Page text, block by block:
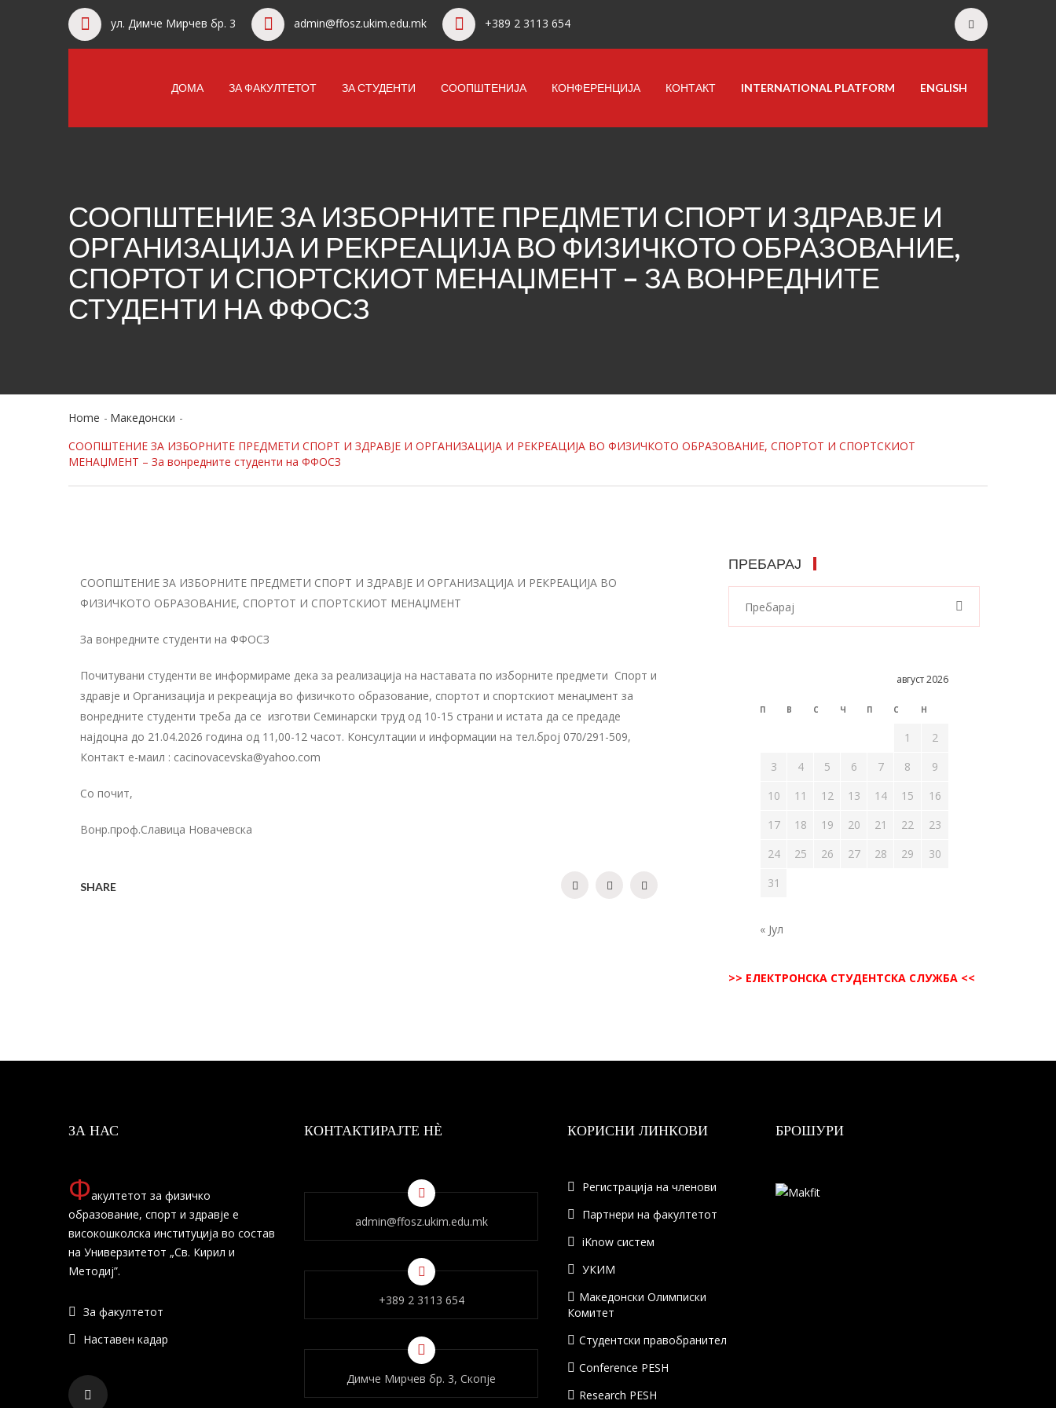
ул. Димче Мирчев бр. 3 admin@ffosz.ukim.edu.mk +389 2 3113 654
ДОМА ЗА ФАКУЛТЕТОТ ЗА СТУДЕНТИ СООПШТЕНИЈА КОНФЕРЕНЦИЈА КОНТАКТ INTERNATIONAL PLATFORM ENGLISH
СООПШТЕНИЕ ЗА ИЗБОРНИТЕ ПРЕДМЕТИ СПОРТ И ЗДРАВЈЕ И
ОРГАНИЗАЦИЈА И РЕКРЕАЦИЈА ВО ФИЗИЧКОТО ОБРАЗОВАНИЕ,
СПОРТОТ И СПОРТСКИОТ МЕНАЏМЕНТ – ЗА ВОНРЕДНИТЕ
СТУДЕНТИ НА ФФОСЗ
Home
Македонски
СООПШТЕНИЕ ЗА ИЗБОРНИТЕ ПРЕДМЕТИ СПОРТ И ЗДРАВЈЕ И ОРГАНИЗАЦИЈА И РЕКРЕАЦИЈА ВО ФИЗИЧКОТО ОБРАЗОВАНИЕ, СПОРТОТ И СПОРТСКИОТ
МЕНАЏМЕНТ – За вонредните студенти на ФФОСЗ
СООПШТЕНИЕ ЗА ИЗБОРНИТЕ ПРЕДМЕТИ СПОРТ И ЗДРАВЈЕ И ОРГАНИЗАЦИЈА И РЕКРЕАЦИЈА ВО
ФИЗИЧКОТО ОБРАЗОВАНИЕ, СПОРТОТ И СПОРТСКИОТ МЕНАЏМЕНТ
За вонредните студенти на ФФОСЗ
Почитувани студенти ве информираме дека за реализација на наставата по изборните предмети Спорт и
здравје и Организација и рекреација во физичкото образование, спортот и спортскиот менаџмент за
вонредните студенти треба да се изготви Семинарски труд од 10-15 страни и истата да се предаде
најдоцна до 21.04.2026 година од 11,00-12 часот. Консултации и информации на тел.број 070/291-509,
Контакт е-маил : cacinovacevska@yahoo.com
Со почит,
Вонр.проф.Славица Новачевска
SHARE
ПРЕБАРАЈ
август 2026
П В С Ч П С Н
1
2
3
4 5 6 7 8
9
10
11 12 13 14 15
16
17
18 19 20 21 22
23
24
25 26 27 28 29
30
31
« Јул
>> ЕЛЕКТРОНСКА СТУДЕНТСКА СЛУЖБА <<
ЗА НАС
Факултетот за физичко
образование, спорт и здравје е
високошколска институција во состав
на Универзитетот „Св. Кирил и
Методиј”.
За факултетот
Наставен кадар
КОНТАКТИРАЈТЕ НÈ
admin@ffosz.ukim.edu.mk
+389 2 3113 654
Димче Мирчев бр. 3, Скопје
КОРИСНИ ЛИНКОВИ
Регистрација на членови
Партнери на факултетот
iKnow систем
УКИМ
Македонски Олимписки
Комитет
Студентски правобранител
Conference PESH
Research PESH
БРОШУРИ